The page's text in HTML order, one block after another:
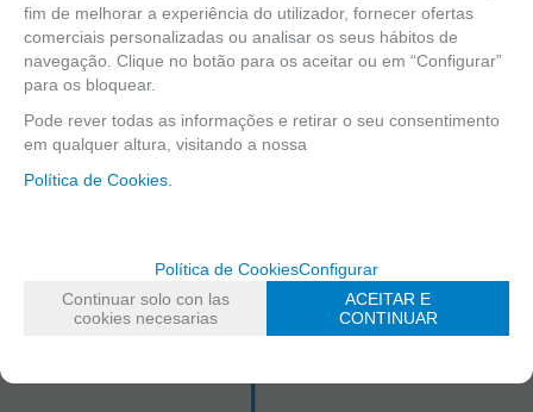
mão enquanto tocas.
Inscreva-se e aproveite vantagens e
exclusivas
fim de melhorar a experiência do utilizador, fornecer ofertas
comerciais personalizadas ou analisar os seus hábitos de
navegação. Clique no botão para os aceitar ou em “Configurar”
para os bloquear.
Pode rever todas as informações e retirar o seu consentimento
em qualquer altura, visitando a nossa
Política de Cookies.
Política de CookiesConfigurar
Continuar solo con las
cookies necesarias
ACEITAR E
CONTINUAR